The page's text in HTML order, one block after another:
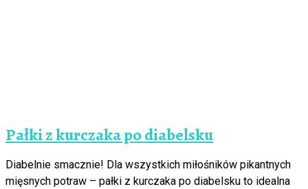
Pałki z kurczaka po diabelsku
Diabelnie smacznie! Dla wszystkich miłośników pikantnych
mięsnych potraw – pałki z kurczaka po diabelsku to idealna